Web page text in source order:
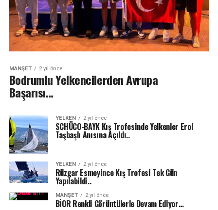
MANŞET 2 yıl önce
Bodrumlu Yelkencilerden Avrupa
Başarısı…
YELKEN 2 yıl önce
SCHÜCO-BAYK Kış Trofesinde Yelkenler Erol
Taşbaşlı Anısına Açıldı..
YELKEN 2 yıl önce
Rüzgar Esmeyince Kış Trofesi Tek Gün
Yapılabildi..
MANŞET 2 yıl önce
BİOR Renkli Görüntülerle Devam Ediyor…